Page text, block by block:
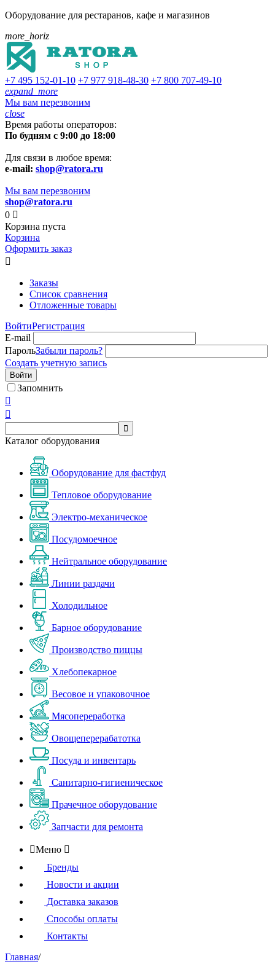
Оборудование для рестаранов, кафе и магазинов
more_horiz
+7 495 152-01-10 +7 977 918-48-30 +7 800 707-49-10
expand_more
Мы вам перезвоним
close
Время работы операторов:
По будням с 9:00 до 18:00
Для связи в любое время:
e-mail: shop@ratora.ru
Мы вам перезвоним
shop@ratora.ru
0 
Корзина пуста
Корзина
Оформить заказ

Заказы
Список сравнения
Отложенные товары
ВойтиРегистрация
E-mail
ПарольЗабыли пароль?
Создать учетную запись
Войти
Запомнить



Каталог оборудования
Оборудование для фастфуд
Тепловое оборудование
Электро-механическое
Посудомоечное
Нейтральное оборудование
Линии раздачи
Холодильное
Барное оборудование
Производство пиццы
Хлебопекарное
Весовое и упаковочное
Мясопереработка
Овощеперерабатотка
Посуда и инвентарь
Санитарно-гигиеническое
Прачечное оборудование
Запчасти для ремонта
Меню 
Бренды
Новости и акции
Доставка заказов
Способы оплаты
Контакты
Главная/